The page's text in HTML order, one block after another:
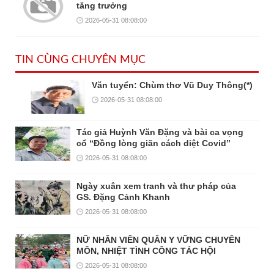
tăng trưởng
2026-05-31 08:08:00
TIN CÙNG CHUYÊN MỤC
Văn tuyển: Chùm thơ Vũ Duy Thông(*)
2026-05-31 08:08:00
Tác giả Huỳnh Văn Đặng và bài ca vọng
cổ “Đồng lòng giãn cách diệt Covid”
2026-05-31 08:08:00
Ngày xuân xem tranh và thư pháp của
GS. Đặng Cảnh Khanh
2026-05-31 08:08:00
NỮ NHÂN VIÊN QUÂN Y VỮNG CHUYÊN
MÔN, NHIỆT TÌNH CÔNG TÁC HỘI
2026-05-31 08:08:00